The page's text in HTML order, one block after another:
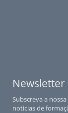
Newsletter
Subscreva a
noticias de